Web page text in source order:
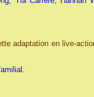
adaptation en live-